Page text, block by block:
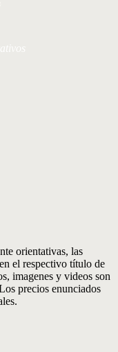
orientativas, las
el respectivo título de
imagenes y videos son
precios enunciados